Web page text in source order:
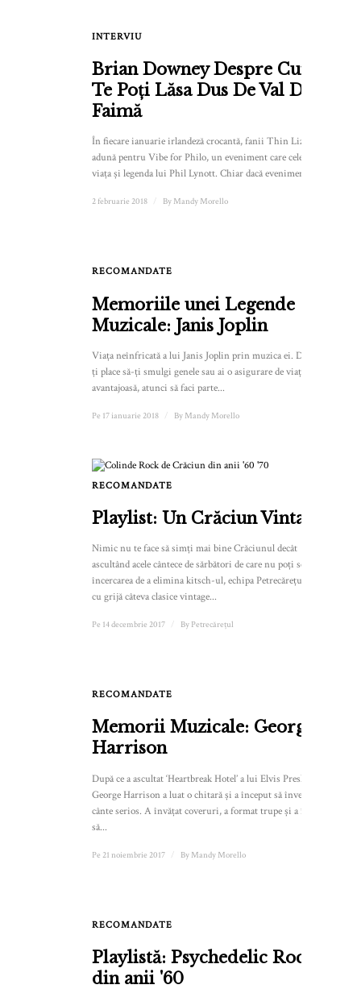
INTERVIU
Brian Downey Despre Cum
Te Poți Lăsa Dus De Val De
Faimă
În fiecare ianuarie irlandeză crocantă, fanii Thin Lizzy se
adună pentru Vibe for Philo, un eveniment care celebrează
viața și legenda lui Phil Lynott. Chiar dacă evenimentul...
2 februarie 2018 By Mandy Morello
RECOMANDATE
Memoriile unei Legende
Muzicale: Janis Joplin
Viața neînfricată a lui Janis Joplin prin muzica ei. Dacă nu-
ți place să-ți smulgi genele sau ai o asigurare de viață
avantajoasă, atunci să faci parte...
Pe 17 ianuarie 2018 By Mandy Morello
RECOMANDATE
Playlist: Un Crăciun Vintage
Nimic nu te face să simți mai bine Crăciunul decât
ascultând acele cântece de sărbători de care nu poți scăpa. În
încercarea de a elimina kitsch-ul, echipa Petrecărețul a ales
cu grijă câteva clasice vintage...
Pe 14 decembrie 2017 By Petrecărețul
RECOMANDATE
Memorii Muzicale: George
Harrison
După ce a ascultat ‘Heartbreak Hotel’ a lui Elvis Presley,
George Harrison a luat o chitară și a început să învețe să
cânte serios. A învățat coveruri, a format trupe și a început
să...
Pe 21 noiembrie 2017 By Mandy Morello
RECOMANDATE
Playlistă: Psychedelic Rock
din anii '60